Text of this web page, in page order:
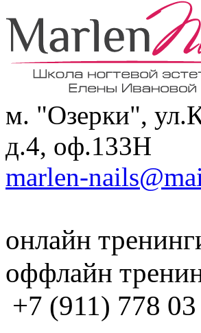
м. "Озерки",
д.4, оф.133H
marlen-
онлайн
оффлайн
+7 (911) 778